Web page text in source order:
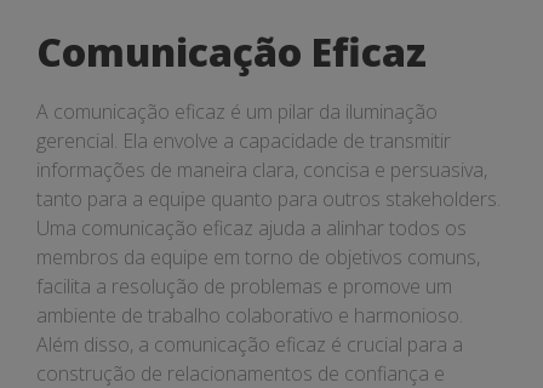
Comunicação Eficaz
A comunicação eficaz é um pilar da iluminação
gerencial. Ela envolve a capacidade de transmitir
informações de maneira clara, concisa e persuasiva,
tanto para a equipe quanto para outros stakeholders.
Uma comunicação eficaz ajuda a alinhar todos os
membros da equipe em torno de objetivos comuns,
facilita a resolução de problemas e promove um
ambiente de trabalho colaborativo e harmonioso.
Além disso, a comunicação eficaz é crucial para a
construção de relacionamentos de confiança e